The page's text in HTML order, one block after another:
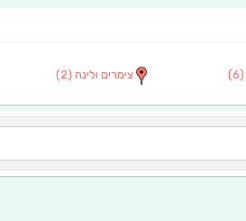
(6) צימרים ולינה (2)